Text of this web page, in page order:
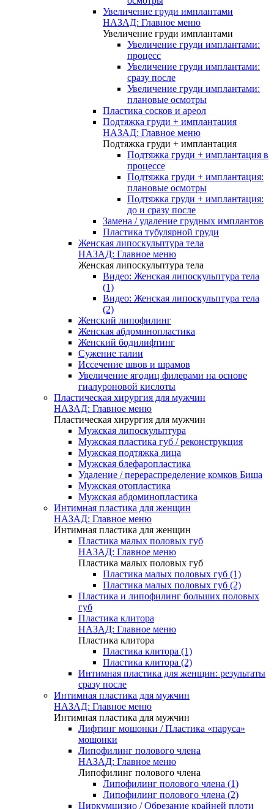
Увеличение груди имплантами
НАЗАД: Главное меню
Увеличение груди имплантами
Увеличение груди имплантами:
процесс
Увеличение груди имплантами:
сразу после
Увеличение груди имплантами:
плановые осмотры
Пластика сосков и ареол
Подтяжка груди + имплантация
НАЗАД: Главное меню
Подтяжка груди + имплантация
Подтяжка груди + имплантация в
процессе
Подтяжка груди + имплантация:
плановые осмотры
Подтяжка груди + имплантация:
до и сразу после
Замена / удаление грудных имплантов
Пластика тубулярной груди
Женская липоскульптура тела
НАЗАД: Главное меню
Женская липоскульптура тела
Видео: Женская липоскульптура тела
(1)
Видео: Женская липоскульптура тела
(2)
Женский липофилинг
Женская абдоминопластика
Женский бодилифтинг
Сужение талии
Иссечение швов и шрамов
Увеличение ягодиц филерами на основе
гиалуроновой кислоты
Пластическая хирургия для мужчин
НАЗАД: Главное меню
Пластическая хирургия для мужчин
Мужская липоскульптура
Мужская пластика губ / реконструкция
Мужская подтяжка лица
Мужская блефаропластика
Удаление / перераспределение комков Биша
Мужская отопластика
Мужская абдоминопластика
Интимная пластика для женщин
НАЗАД: Главное меню
Интимная пластика для женщин
Пластика малых половых губ
НАЗАД: Главное меню
Пластика малых половых губ
Пластика малых половых губ (1)
Пластика малых половых губ (2)
Пластика и липофилинг больших половых
губ
Пластика клитора
НАЗАД: Главное меню
Пластика клитора
Пластика клитора (1)
Пластика клитора (2)
Интимная пластика для женщин: результаты
сразу после
Интимная пластика для мужчин
НАЗАД: Главное меню
Интимная пластика для мужчин
Лифтинг мошонки / Пластика «паруса»
мошонки
Липофилинг полового члена
НАЗАД: Главное меню
Липофилинг полового члена
Липофилинг полового члена (1)
Липофилинг полового члена (2)
Циркумцизио / Обрезание крайней плоти